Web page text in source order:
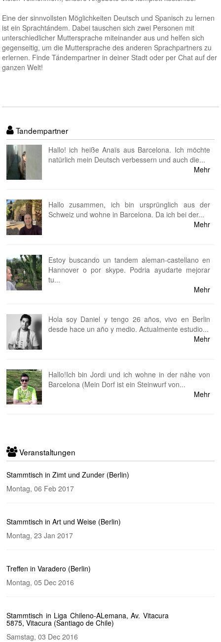
Eine der sinnvollsten Möglichkeiten Deutsch und Spanisch zu lernen
ist ein Sprachtándem. Dabei tauschen sich zwei Personen mit
unterschiedlicher Muttersprache miteinander aus und helfen sich
gegenseitig, um die Muttersprache des anderen Sprachpartners zu
erlernen. Finde Tándempartner in deiner Stadt oder per Chat auf der
ganzen Welt!
Tandempartner
Hallo! ich heiße Anaïs aus Barcelona. Ich möchte
natürlich mein Deutsch verbessern und auch die...
Mehr
⁠Hallo zusammen, ich bin ursprünglich aus der
Schweiz und wohne in Barcelona. Da ich bei der...
Mehr
Estoy buscando un tandem aleman-castellano en
Hannover o por skype. Podria ayudarte mejorar
tu...
Mehr
Hola soy Daniel y tengo 26 años, vivo en Berlin
desde hace un año y medio. Actualmente estudio...
Mehr
Hallo!Ich bin Jordi und ich wohne in der nähe von
Barcelona (Mein Dorf ist ein Steinwurf von...
Mehr
Veranstaltungen
Stammtisch in Zimt und Zunder (Berlin)
Montag, 06 Feb 2017
Stammtisch in Art und Weise (Berlin)
Montag, 23 Jan 2017
Treffen in Varadero (Berlin)
Montag, 05 Dec 2016
Stammtisch in Liga Chileno-ALemana, Av. Vitacura
5875, Vitacura (Santiago de Chile)
Samstag, 03 Dec 2016